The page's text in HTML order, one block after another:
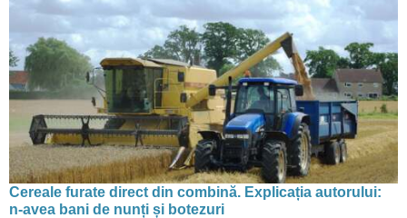
Cereale furate direct din combină. Explicația autorului:
n-avea bani de nunți și botezuri